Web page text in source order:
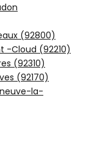
(92800)
-Cloud (92210)
(92310)
(92170)
la-